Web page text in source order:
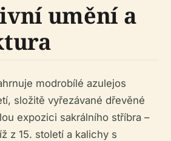
umění a
modrobílé azulejos
složitě vyřezávané dřevěné
expozici sakrálního stříbra –
z 15. století a kalichy s